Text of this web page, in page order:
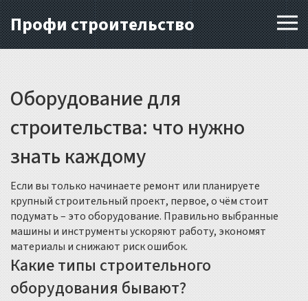
Профи строительство
Оборудование для
строительства: что нужно
знать каждому
Если вы только начинаете ремонт или планируете
крупный строительный проект, первое, о чём стоит
подумать – это оборудование. Правильно выбранные
машины и инструменты ускоряют работу, экономят
материалы и снижают риск ошибок.
Какие типы строительного
оборудования бывают?